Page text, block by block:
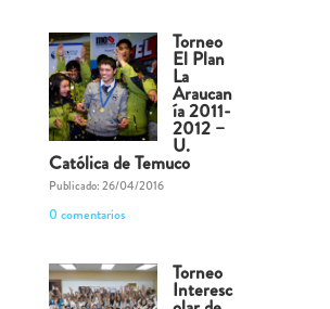
Torneo
El Plan
La
Araucan
ía 2011-
2012 –
U.
Católica de Temuco
Publicado: 26/04/2016
0 comentarios
Torneo
Interesc